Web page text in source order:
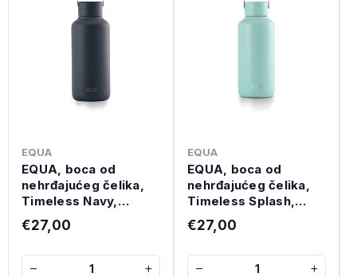
EQUA
EQUA, boca od
nehrđajućeg čelika,
Timeless Navy,
600ml
€27,00
− +
EQUA
EQUA, boca od
nehrđajućeg čelika,
Timeless Splash,
600ml
€27,00
− +